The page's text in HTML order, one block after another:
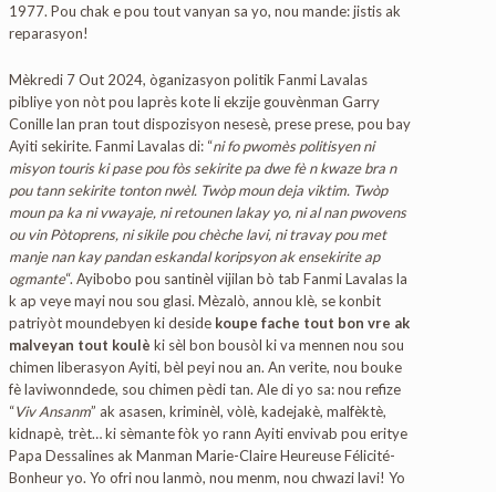
1977. Pou chak e pou tout vanyan sa yo, nou mande: jistis ak
reparasyon!
Mèkredi 7 Out 2024, òganizasyon politik Fanmi Lavalas
pibliye yon nòt pou laprès kote li ekzije gouvènman Garry
Conille lan pran tout dispozisyon nesesè, prese prese, pou bay
Ayiti sekirite. Fanmi Lavalas di: “ni fo pwomès politisyen ni
misyon touris ki pase pou fòs sekirite pa dwe fè n kwaze bra n
pou tann sekirite tonton nwèl. Twòp moun deja viktim. Twòp
moun pa ka ni vwayaje, ni retounen lakay yo, ni al nan pwovens
ou vin Pòtoprens, ni sikile pou chèche lavi, ni travay pou met
manje nan kay pandan eskandal koripsyon ak ensekirite ap
ogmante“. Ayibobo pou santinèl vijilan bò tab Fanmi Lavalas la
k ap veye mayi nou sou glasi. Mèzalò, annou klè, se konbit
patriyòt moundebyen ki deside koupe fache tout bon vre ak
malveyan tout koulè ki sèl bon bousòl ki va mennen nou sou
chimen liberasyon Ayiti, bèl peyi nou an. An verite, nou bouke
fè laviwonndede, sou chimen pèdi tan. Ale di yo sa: nou refize
“Viv Ansanm” ak asasen, kriminèl, vòlè, kadejakè, malfèktè,
kidnapè, trèt… ki sèmante fòk yo rann Ayiti envivab pou eritye
Papa Dessalines ak Manman Marie-Claire Heureuse Félicité-
Bonheur yo. Yo ofri nou lanmò, nou menm, nou chwazi lavi! Yo